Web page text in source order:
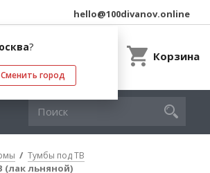
?
Сменить город
hello@100divanov.online
Корзина
Тумбы под ТВ
льняной)